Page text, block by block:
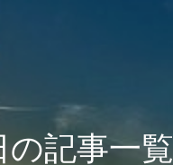
の記事一覧